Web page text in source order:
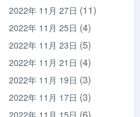
2022年 11月 27日 (11)
2022年 11月 25日 (4)
2022年 11月 23日 (5)
2022年 11月 21日 (4)
2022年 11月 19日 (3)
2022年 11月 17日 (3)
2022年 11月 15日 (6)